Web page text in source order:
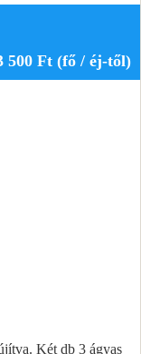
500 Ft (fő / éj-től)
Két db 3 ágyas